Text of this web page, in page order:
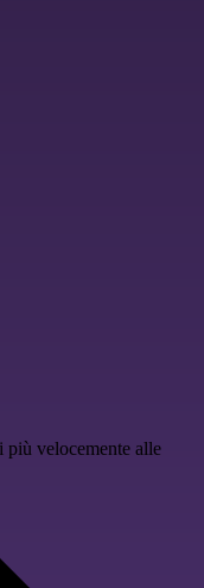
più velocemente alle